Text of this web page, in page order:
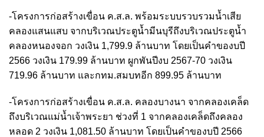
-โครงการก่อสร้างเขื่อน ค.ส.ล. พร้อมระบบรวบรวมน้ำเสีย
คลองแสนแสบ จากบริเวณประตูน้ำมีนบุรีถึงบริเวณประตูน้ำ
คลองหนองจอก วงเงิน 1,799.9 ล้านบาท โดยเป็นคำของบปี
2566 วงเงิน 179.99 ล้านบาท ผูกพันปีงบ 2567-70 วงเงิน
719.96 ล้านบาท และกทม.สมบทอีก 899.95 ล้านบาท
-โครงการก่อสร้างเขื่อน ค.ส.ล. คลองบางนา จากคลองเคล็ด
ถึงบริเวณแม่น้ำเจ้าพระยา ช่วงที่ 1 จากคลองเคล็ดถึงคลอง
หลอด 2 วงเงิน 1,081.50 ล้านบาท โดยเป็นคำของบปี 2566